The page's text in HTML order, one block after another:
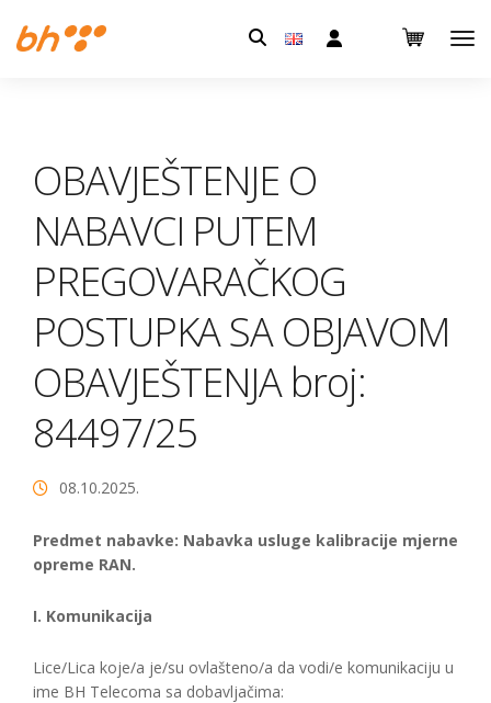
Pretraga:
OBAVJEŠTENJE O
NABAVCI PUTEM
PREGOVARAČKOG
POSTUPKA SA OBJAVOM
OBAVJEŠTENJA broj:
84497/25
08.10.2025.
Predmet nabavke: Nabavka usluge kalibracije mjerne
opreme RAN.
I. Komunikacija
Lice/Lica koje/a je/su ovlašteno/a da vodi/e komunikaciju u
ime BH Telecoma sa dobavljačima: